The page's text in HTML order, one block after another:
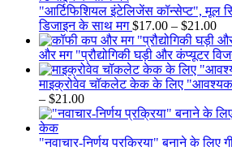
through
$21.00
"आर्टिफिशियल इंटेलिजेंस कॉन्सेप्ट", मूल
डिजाइन के साथ मग $17.00 – $21.00
और मग "प्रौद्योगिकी घड़ी और कंप्यूटर
माइक्रोवेव चॉकलेट केक के लिए
– $21.00Price
range:
through
"नवाचार-निर्णय प्रक्रिया" बनाने के लिए